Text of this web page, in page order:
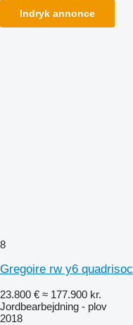
Indryk annonce
8
Gregoire rw y6 quadrisoc
23.800 € ≈ 177.900 kr.
Jordbearbejdning - plov
2018